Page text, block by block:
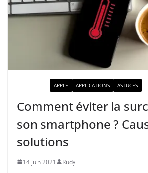
APPLE APPLICATIONS ASTUCES
Comment éviter la
son smartphone ?
solutions
14 juin 2021 Rudy